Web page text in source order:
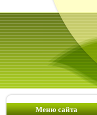
Меню сайта